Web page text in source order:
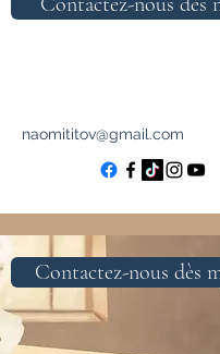
naomititov@gmail.com
Contactez-nous dès